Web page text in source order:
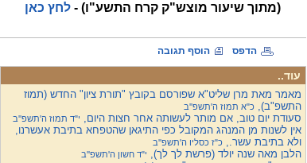
(מתוך שיעור מוצש"ק קרח התשע"ו) - לחץ כאן
הדפס הוסף תגובה
עוד..
מאמר מאת מרן שליט"א שפורסם בקובץ "תורת ציון" החדש (תמוז
התשפ"ב),כ"א תמוז ה'תשפ''ב
סעודת יום טוב, אם מותר לעשותה אחר חצות היום, י"ד תמוז ה'תשפ''ב
אין לשנות מן המנהג המקובל כפי התיגאן שהטפחא בתיבת אעשרנו,
ולא בתיבת עשר.,כ"ז כסליו ה'תשפ''ב
הלבן מאה שנה יולד (פרשת לך לך), י"ד חשון ה'תשפ''ב